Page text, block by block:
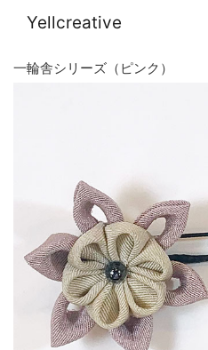
Yellcreative
一輪舎シリーズ（ピンク）